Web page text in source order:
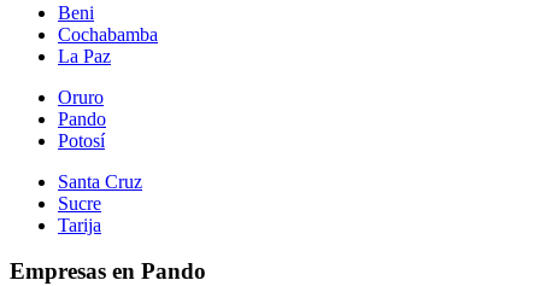
Beni
Cochabamba
La Paz
Oruro
Pando
Potosí
Santa Cruz
Sucre
Tarija
Empresas en Pando